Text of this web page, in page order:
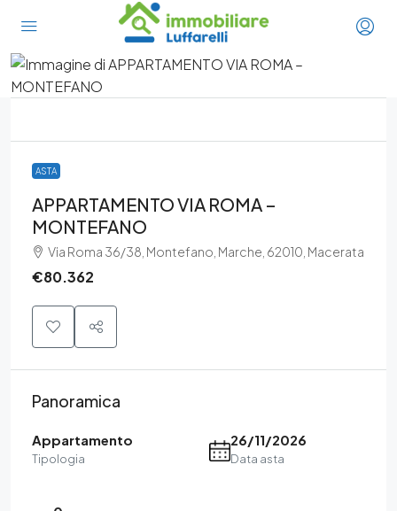
ASTA
APPARTAMENTO VIA ROMA –
MONTEFANO
Via Roma 36/38, Montefano, Marche, 62010, Macerata
€80.362
Panoramica
Appartamento
Tipologia
26/11/2026
Data asta